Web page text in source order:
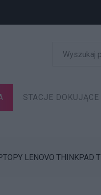
STACJE DOKUJĄCE
LENOVO THINKPAD T